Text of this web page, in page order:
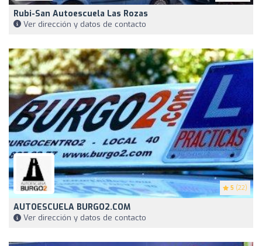
Rubi-San Autoescuela Las Rozas
Ver dirección y datos de contacto
5 (22)
AUTOESCUELA BURGO2.COM
Ver dirección y datos de contacto